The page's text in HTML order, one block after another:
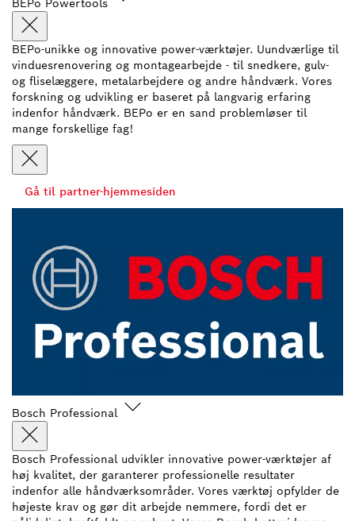
BEPo Powertools
BEPo-unikke og innovative power-værktøjer. Uundværlige til
vinduesrenovering og montagearbejde - til snedkere, gulv-
og fliselæggere, metalarbejdere og andre håndværk. Vores
forskning og udvikling er baseret på langvarig erfaring
indenfor håndværk. BEPo er en sand problemløser til
mange forskellige fag!
Gå til partner-hjemmesiden
Bosch Professional
Bosch Professional udvikler innovative power-værktøjer af
høj kvalitet, der garanterer professionelle resultater
indenfor alle håndværksområder. Vores værktøj opfylder de
højeste krav og gør dit arbejde nemmere, fordi det er